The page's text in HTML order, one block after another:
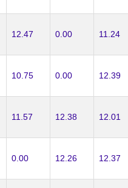
12.47 0.00 11.24
10.75 0.00 12.39
11.57 12.38 12.01
0.00 12.26 12.37